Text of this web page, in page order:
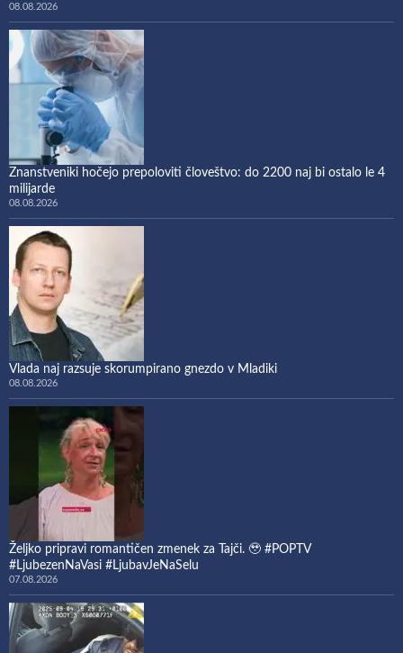
08.08.2026
Znanstveniki hočejo prepoloviti človeštvo: do 2200 naj bi ostalo le 4
milijarde
08.08.2026
Vlada naj razsuje skorumpirano gnezdo v Mladiki
08.08.2026
Željko pripravi romantičen zmenek za Tajči. 🥹 #POPTV
#LjubezenNaVasi #LjubavJeNaSelu
07.08.2026